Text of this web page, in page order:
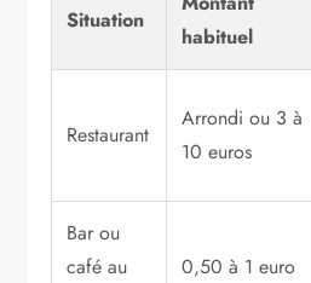
Situation
habituel
Restaurant
Arrondi ou 3 à
10 euros
Bar ou
café au
0,50 à 1 euro